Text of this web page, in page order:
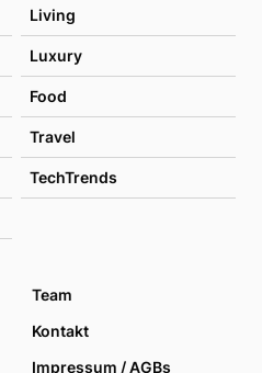
Living
Luxury
Food
Travel
TechTrends
Team
Kontakt
Impressum / AGBs